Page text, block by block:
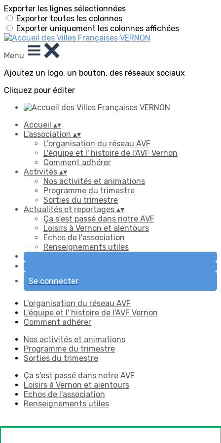
Exporter les lignes sélectionnées
Exporter toutes les colonnes
Exporter uniquement les colonnes affichées
Menu
Ajoutez un logo, un bouton, des réseaux sociaux
Cliquez pour éditer
Accueil ▴▾
L'association ▴▾
L'organisation du réseau AVF
L'équipe et l' histoire de l'AVF Vernon
Comment adhérer
Activités ▴▾
Nos activités et animations
Programme du trimestre
Sorties du trimestre
Actualités et reportages ▴▾
Ça s'est passé dans notre AVF
Loisirs à Vernon et alentours
Echos de l'association
Renseignements utiles
Se connecter
L'organisation du réseau AVF
L'équipe et l' histoire de l'AVF Vernon
Comment adhérer
Nos activités et animations
Programme du trimestre
Sorties du trimestre
Ça s'est passé dans notre AVF
Loisirs à Vernon et alentours
Echos de l'association
Renseignements utiles